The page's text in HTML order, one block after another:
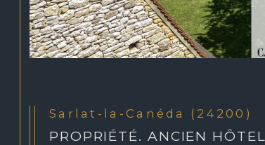
Sarlat-la-Canéda (24200)
PROPRIÉTÉ. ANCIEN HÔTEL